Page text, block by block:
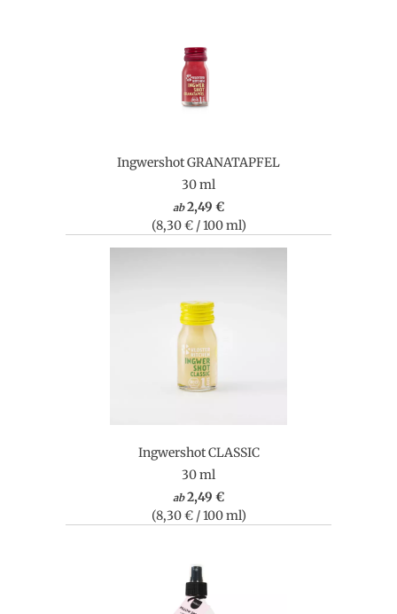
Ingwershot GRANATAPFEL
30 ml
ab 2,49 €
(8,30 € / 100 ml)
Ingwershot CLASSIC
30 ml
ab 2,49 €
(8,30 € / 100 ml)